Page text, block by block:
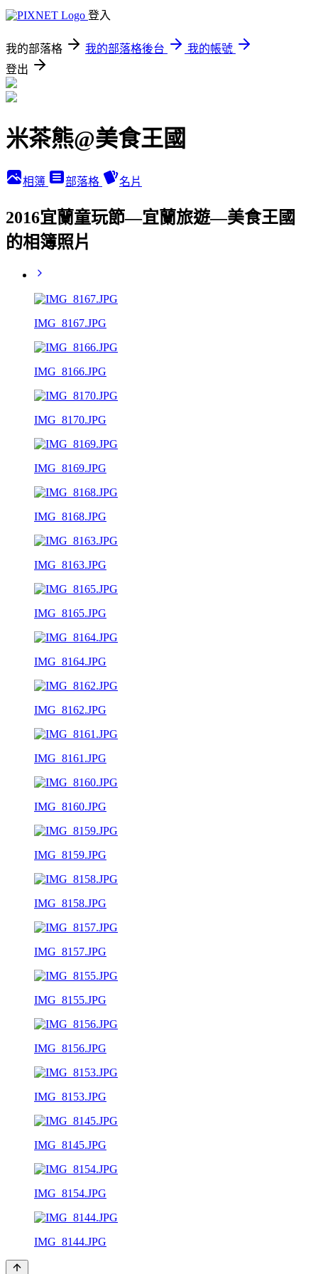
登入
我的部落格 我的部落格後台
我的帳號
登出
米茶熊@美食王國
相簿 部落格 名片
2016宜蘭童玩節—宜蘭旅遊—美食王國
的相簿照片
IMG_8167.JPG
IMG_8166.JPG
IMG_8170.JPG
IMG_8169.JPG
IMG_8168.JPG
IMG_8163.JPG
IMG_8165.JPG
IMG_8164.JPG
IMG_8162.JPG
IMG_8161.JPG
IMG_8160.JPG
IMG_8159.JPG
IMG_8158.JPG
IMG_8157.JPG
IMG_8155.JPG
IMG_8156.JPG
IMG_8153.JPG
IMG_8145.JPG
IMG_8154.JPG
IMG_8144.JPG